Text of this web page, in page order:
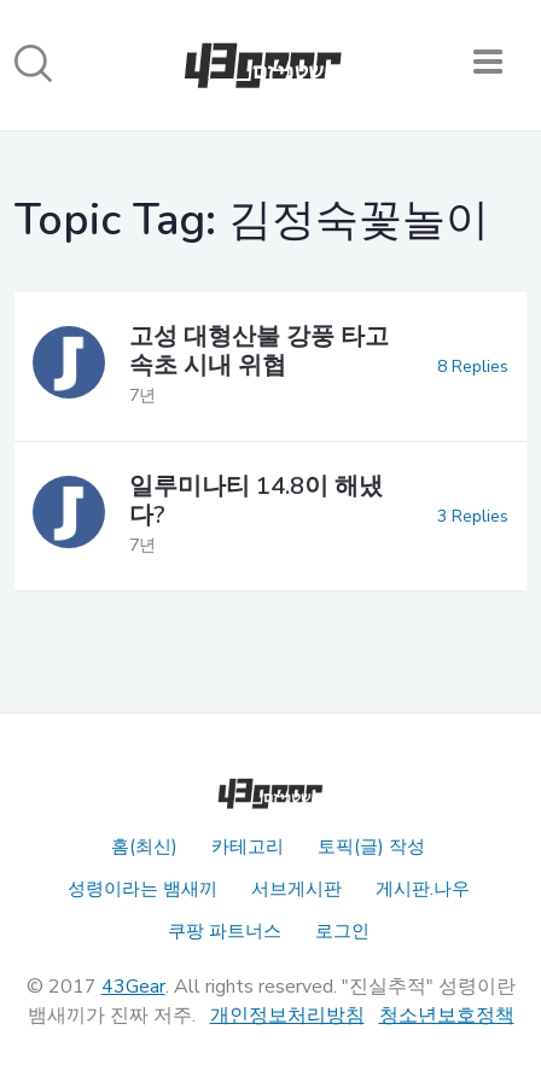
Topic Tag: 김정숙꽃놀이
고성 대형산불 강풍 타고
속초 시내 위협
7년
8 Replies
일루미나티 14.8이 해냈
다?
7년
3 Replies
홈(최신) 카테고리
토픽(글) 작성
성령이라는 뱀새끼
서브게시판
게시판.나우
쿠팡 파트너스
로그인
© 2017 43Gear. All rights reserved. "진실추적" 성령이란
뱀새끼가 진짜 저주. 개인정보처리방침 청소년보호정책